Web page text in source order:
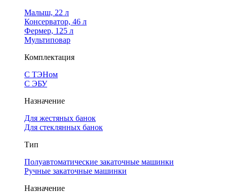
Малыш, 22 л
Консерватор, 46 л
Фермер, 125 л
Мультиповар
Комплектация
С ТЭНом
С ЭБУ
Назначение
Для жестяных банок
Для стеклянных банок
Тип
Полуавтоматические закаточные машинки
Ручные закаточные машинки
Назначение